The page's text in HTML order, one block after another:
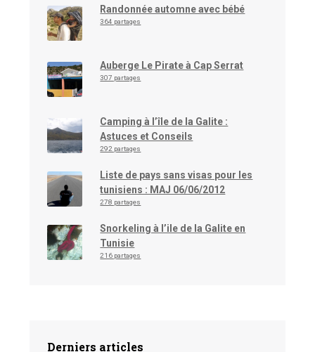
Randonnée automne avec bébé
364 partages
Auberge Le Pirate à Cap Serrat
307 partages
Camping à l’île de la Galite :
Astuces et Conseils
292 partages
Liste de pays sans visas pour les
tunisiens : MAJ 06/06/2012
278 partages
Snorkeling à l’ile de la Galite en
Tunisie
216 partages
Derniers articles